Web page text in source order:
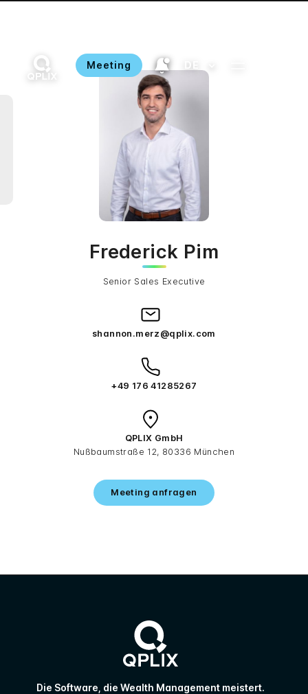
Meeting DE
Frederick Pim
Senior Sales Executive
shannon.merz@qplix.com
+49 176 41285267
QPLIX GmbH
Nußbaumstraße 12, 80336 München
Meeting anfragen
Die Software, die Wealth Management meistert.